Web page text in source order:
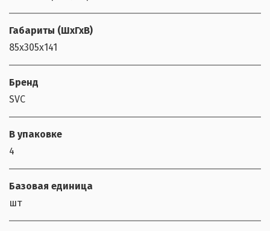
Габариты (ШхГхВ)
85x305x141
Бренд
SVC
В упаковке
4
Базовая единица
шт